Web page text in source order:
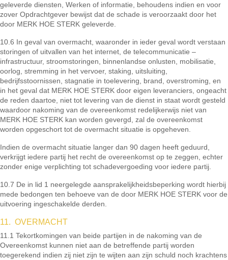
geleverde diensten, Werken of informatie, behoudens indien en voor
zover Opdrachtgever bewijst dat de schade is veroorzaakt door het
door MERK HOE STERK geleverde.
10.6 In geval van overmacht, waaronder in ieder geval wordt verstaan
storingen of uitvallen van het internet, de telecommunicatie –
infrastructuur, stroomstoringen, binnenlandse onlusten, mobilisatie,
oorlog, stremming in het vervoer, staking, uitsluiting,
bedrijfsstoornissen, stagnatie in toelevering, brand, overstroming, en
in het geval dat MERK HOE STERK door eigen leveranciers, ongeacht
de reden daartoe, niet tot levering van de dienst in staat wordt gesteld
waardoor nakoming van de overeenkomst redelijkerwijs niet van
MERK HOE STERK kan worden gevergd, zal de overeenkomst
worden opgeschort tot de overmacht situatie is opgeheven.
Indien de overmacht situatie langer dan 90 dagen heeft geduurd,
verkrijgt iedere partij het recht de overeenkomst op te zeggen, echter
zonder enige verplichting tot schadevergoeding voor iedere partij.
10.7 De in lid 1 neergelegde aansprakelijkheidsbeperking wordt hierbij
mede bedongen ten behoeve van de door MERK HOE STERK voor de
uitvoering ingeschakelde derden.
11. OVERMACHT
11.1 Tekortkomingen van beide partijen in de nakoming van de
Overeenkomst kunnen niet aan de betreffende partij worden
toegerekend indien zij niet zijn te wijten aan zijn schuld noch krachtens